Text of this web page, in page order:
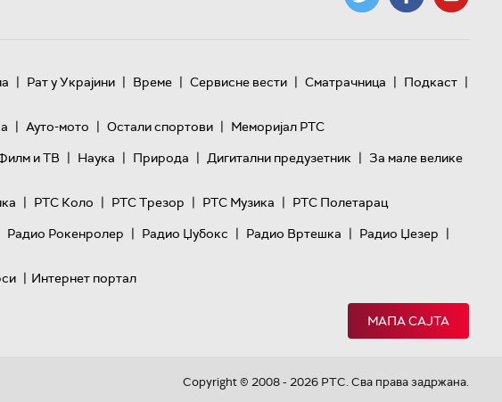
| Рат у Украјини | Време | Сервисне вести | Сматрачница | Подкаст |
| Ауто-мото | Остали спортови | Меморијал РТС
и ТВ | Наука | Природа | Дигитални предузетник | За мале велике
| РТС Коло | РТС Трезор | РТС Музика | РТС Полетарац
Радио Рокенролер | Радио Џубокс | Радио Вртешка | Радио Џезер |
| Интернет портал
МАПА САЈТА
Copyright © 2008 - 2026 РТС. Сва права задржана.